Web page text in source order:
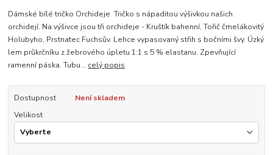
Dámské bílé tričko Orchideje Tričko s nápaditou výšivkou našich
orchidejí. Na výšivce jsou tři orchideje - Kruštík bahenní, Tořič čmelákovitý
Holubyho, Prstnatec Fuchsův. Lehce vypasovaný střih s bočními švy. Úzký
lem průkrčníku z žebrového úpletu 1:1 s 5 % elastanu. Zpevňující
ramenní páska. Tubu... celý popis
Dostupnost
Není skladem
Velikost